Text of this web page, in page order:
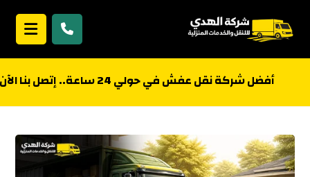
أفضل شركة نقل عفش في حولي 24 ساعة.. إتصل بنا الآن